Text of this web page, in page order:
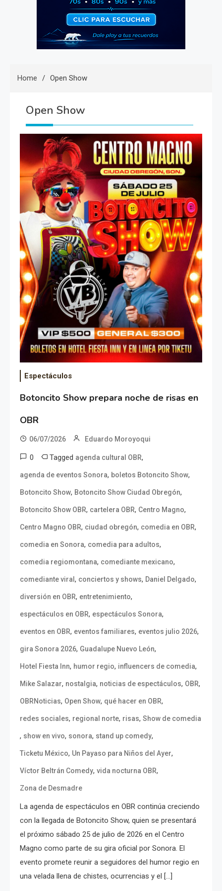
Home Open Show
Open Show
Espectáculos
Botoncito Show prepara noche de risas en
OBR
06/07/2026 Eduardo Moroyoqui
0 Tagged agenda cultural OBR,
agenda de eventos Sonora, boletos Botoncito Show,
Botoncito Show, Botoncito Show Ciudad Obregón,
Botoncito Show OBR, cartelera OBR, Centro Magno,
Centro Magno OBR, ciudad obregón, comedia en OBR,
comedia en Sonora, comedia para adultos,
comedia regiomontana, comediante mexicano,
comediante viral , conciertos y shows, Daniel Delgado,
diversión en OBR, entretenimiento,
espectáculos en OBR, espectáculos Sonora,
eventos en OBR, eventos familiares, eventos julio 2026,
gira Sonora 2026, Guadalupe Nuevo León,
Hotel Fiesta Inn, humor regio, influencers de comedia,
Mike Salazar, nostalgia, noticias de espectáculos, OBR,
OBRNoticias, Open Show, qué hacer en OBR,
redes sociales, regional norte, risas, Show de comedia
, show en vivo, sonora, stand up comedy,
Ticketu México, Un Payaso para Niños del Ayer,
Víctor Beltrán Comedy, vida nocturna OBR,
Zona de Desmadre
La agenda de espectáculos en OBR continúa creciendo
con la llegada de Botoncito Show, quien se presentará
el próximo sábado 25 de julio de 2026 en el Centro
Magno como parte de su gira oficial por Sonora. El
evento promete reunir a seguidores del humor regio en
una velada llena de chistes, ocurrencias y el […]